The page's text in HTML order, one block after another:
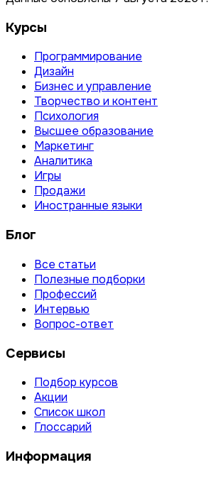
Курсы
Программирование
Дизайн
Бизнес и управление
Творчество и контент
Психология
Высшее образование
Маркетинг
Аналитика
Игры
Продажи
Иностранные языки
Блог
Все статьи
Полезные подборки
Профессий
Интервью
Вопрос-ответ
Сервисы
Подбор курсов
Акции
Список школ
Глоссарий
Информация